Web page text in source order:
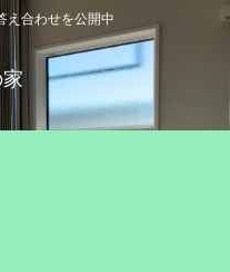
え合わせを公開中